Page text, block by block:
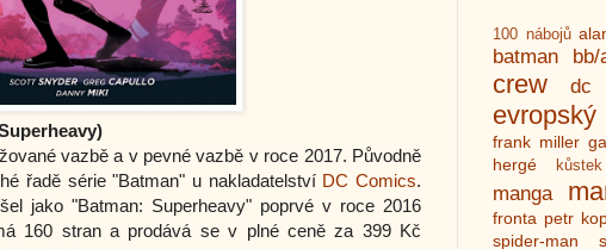
vazbě a v pevné vazbě v roce 2017. Původně
řadě série "Batman" u nakladatelství DC Comics.
jako "Batman: Superheavy" poprvé v roce 2016
160 stran a prodává se v plné ceně za 399 Kč
100 nábojů
batman bb/
crew dc
frank miller
hergé
kůstek
manga
fronta petr
spider-man